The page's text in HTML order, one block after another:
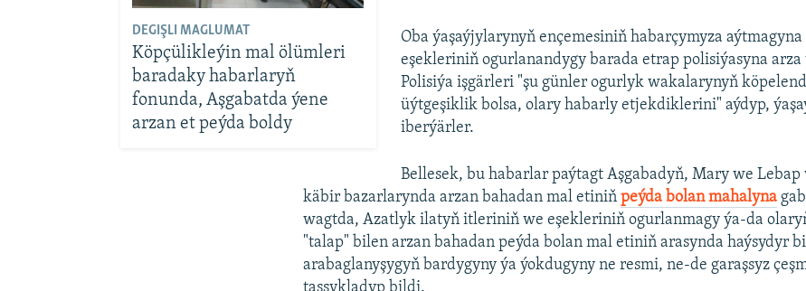
DEGIŞLI MAGLUMAT
Köpçülikleýin mal ölümleri
baradaky habarlaryň
fonunda, Aşgabatda ýene
arzan et peýda boldy
Oba ýaşaýjylarynyň ençemesiniň habarçymyza
eşekleriniň ogurlanandygy barada etrap polisiýasyna
Polisiýa işgärleri "şu günler ogurlyk wakalarynyň
üýtgeşiklik bolsa, olary habarly etjekdiklerini" aýdyp,
iberýärler.
Bellesek, bu habarlar paýtagt Aşgabadyň, Mary we
käbir bazarlarynda arzan bahadan mal etiniňpeýda bolan mahalyna
wagtda, Azatlyk ilatyň itleriniň we eşekleriniň ogurlanmagy ýa-da
"talap" bilen arzan bahadan peýda bolan mal etiniň arasynda haýsydyr
arabaglanyşygyň bardygyny ýa ýokdugyny ne resmi, ne-de garaşsyz